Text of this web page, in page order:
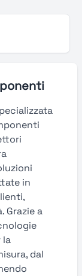
in
Grazie a
la
dal